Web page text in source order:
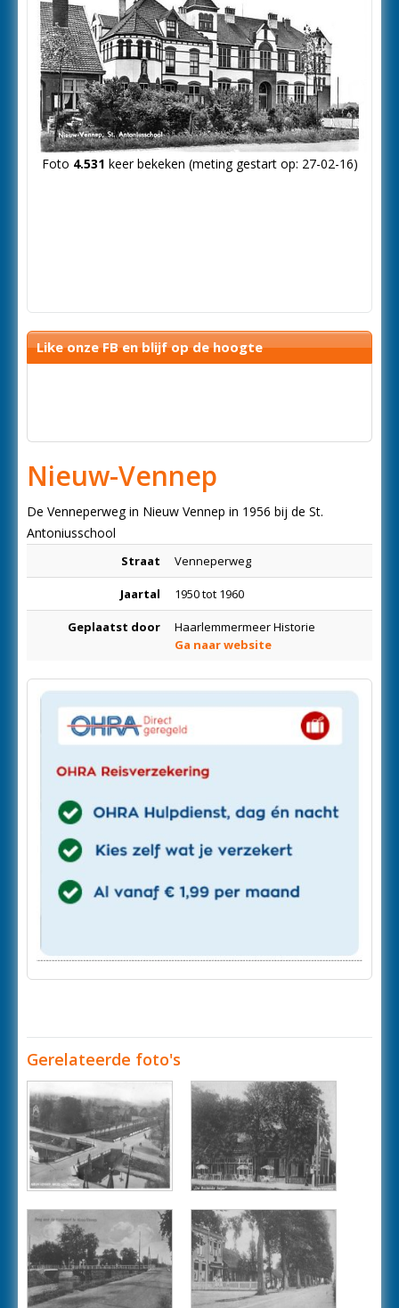
Foto 4.531 keer bekeken (meting gestart op: 27-02-16)
Like onze FB en blijf op de hoogte
Nieuw-Vennep
De Venneperweg in Nieuw Vennep in 1956 bij de St.
Antoniusschool
Straat Venneperweg
Jaartal 1950 tot 1960
Geplaatst door
Haarlemmermeer Historie
Ga naar website
Gerelateerde foto's